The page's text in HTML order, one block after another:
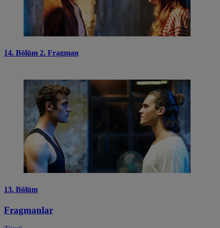
14. Bölüm 2. Fragman
13. Bölüm
Fragmanlar